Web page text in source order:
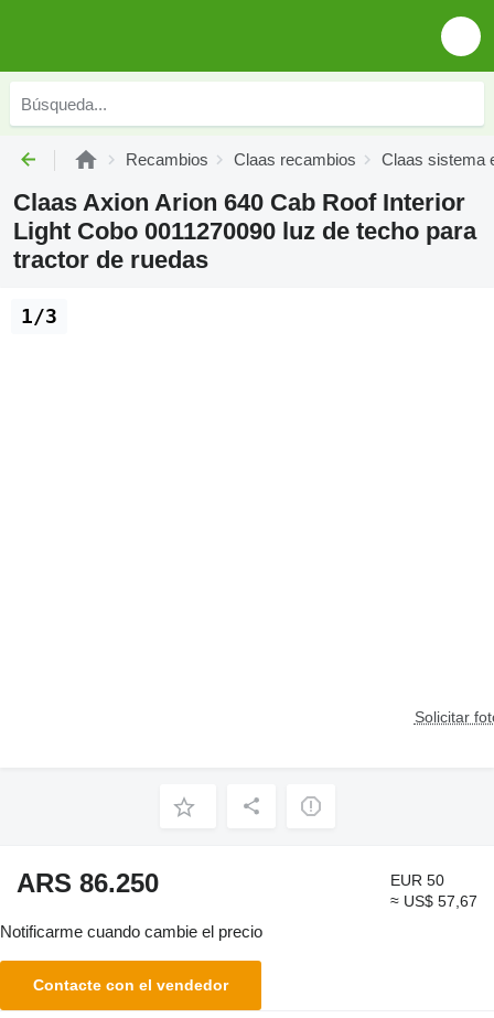
Recambios Claas recambios Claas sistema
Claas Axion Arion 640 Cab Roof Interior
Light Cobo 0011270090 luz de techo para
tractor de ruedas
Solicitar
1/3
ARS 86.250
EUR 50
≈ US$ 57,67
Notificarme cuando cambie el precio
Contacte con el vendedor